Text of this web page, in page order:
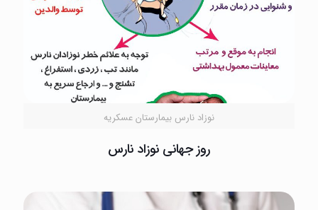
نوزاد نارس بیمارستان عسکریه
روز جهانی نوزاد نارس